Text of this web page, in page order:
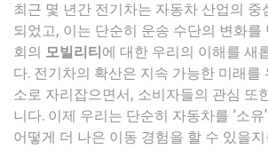
최근 몇 년간 전기차는 자동차 산업의 중
되었고, 이는 단순히 운송 수단의 변화를
회의 모빌리티에 대한 우리의 이해를 새
다. 전기차의 확산은 지속 가능한 미래를
소로 자리잡으면서, 소비자들의 관심 또
니다. 이제 우리는 단순히 자동차를 ‘소유
어떻게 더 나은 이동 경험을 할 수 있을